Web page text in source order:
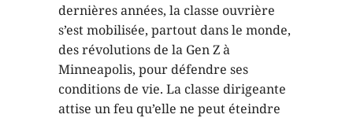
dernières années, la classe ouvrière
s’est mobilisée, partout dans le monde,
des révolutions de la Gen Z à
Minneapolis, pour défendre ses
conditions de vie. La classe dirigeante
attise un feu qu’elle ne peut éteindre